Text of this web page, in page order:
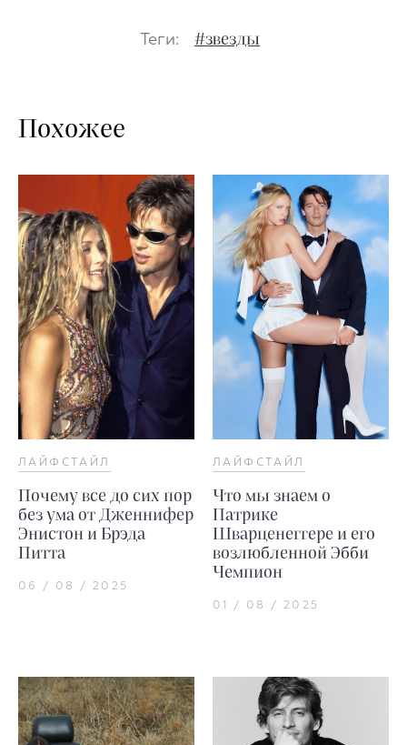
Теги: #звезды
Похожее
ЛАЙФСТАЙЛ
Почему все до сих пор
без ума от Дженнифер
Энистон и Брэда
Питта
06 / 08 / 2025
ЛАЙФСТАЙЛ
Что мы знаем о
Патрике
Шварценеггере и его
возлюбленной Эбби
Чемпион
01 / 08 / 2025